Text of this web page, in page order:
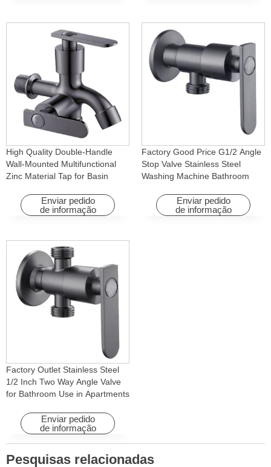
High Quality Double-Handle
Wall-Mounted Multifunctional
Zinc Material Tap for Basin
Homes
Enviar pedido
de informação
Factory Good Price G1/2 Angle
Stop Valve Stainless Steel
Washing Machine Bathroom
Apartments & Hotels
Enviar pedido
de informação
Factory Outlet Stainless Steel
1/2 Inch Two Way Angle Valve
for Bathroom Use in Apartments
Enviar pedido
de informação
Pesquisas relacionadas